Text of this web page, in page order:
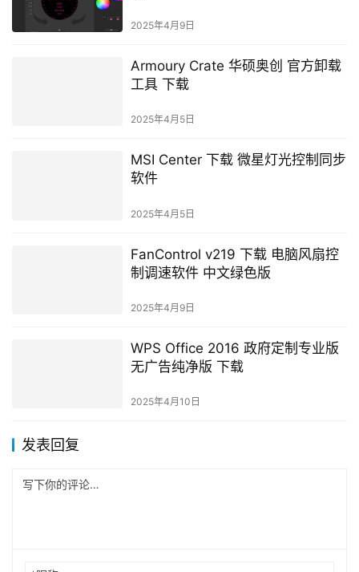
2025年4月9日
Armoury Crate 华硕奥创 官方卸载
工具 下载
2025年4月5日
MSI Center 下载 微星灯光控制同步
软件
2025年4月5日
FanControl v219 下载 电脑风扇控
制调速软件 中文绿色版
2025年4月9日
WPS Office 2016 政府定制专业版
无广告纯净版 下载
2025年4月10日
发表回复